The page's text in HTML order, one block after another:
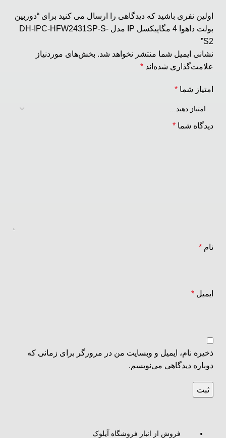
اولین نفری باشید که دیدگاهی را ارسال می کنید برای “دوربین
بولت داهوا 4 مگاپیکسل IP مدل DH-IPC-HFW2431SP-S-
S2”
نشانی ایمیل شما منتشر نخواهد شد. بخش‌های موردنیاز
علامت‌گذاری شده‌اند *
امتیاز شما *
دیدگاه شما *
نام *
ایمیل *
ذخیره نام، ایمیل و وبسایت من در مرورگر برای زمانی که
دوباره دیدگاهی می‌نویسم.
فروش از انبار فروشگاه آیلوک